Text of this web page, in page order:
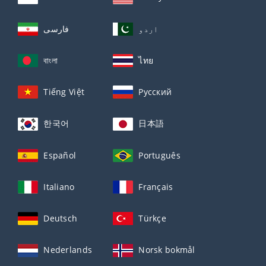
فارسی اردو
বাংলা ไทย
Tiếng Việt Русский
한국어 日本語
Español Português
Italiano Français
Deutsch Türkçe
Nederlands Norsk bokmål